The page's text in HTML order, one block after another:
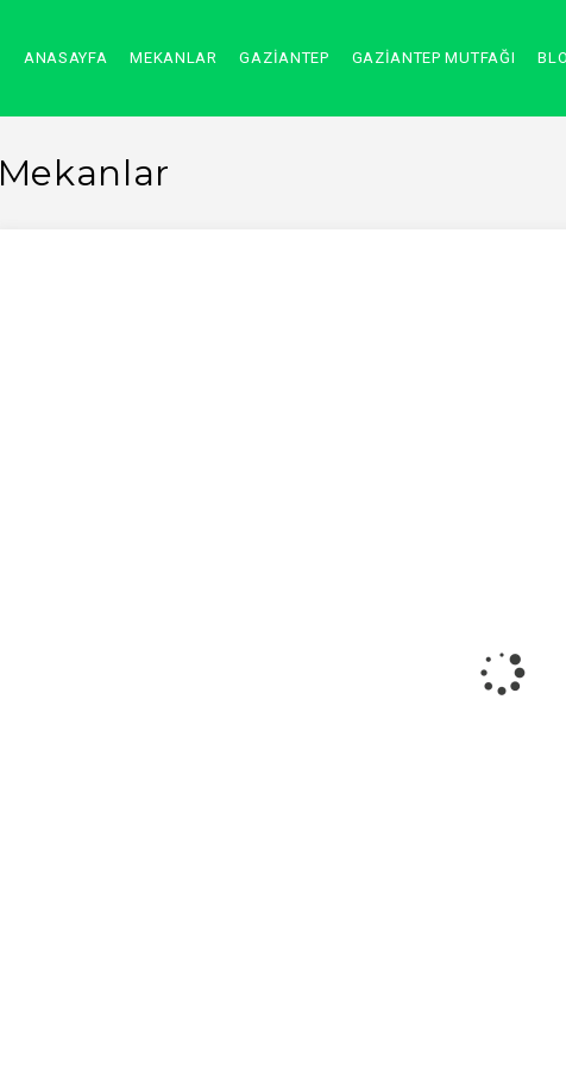
ANASAYFA MEKANLAR GAZİANTEP GAZİANTEP MUTFAĞI
Mekanlar